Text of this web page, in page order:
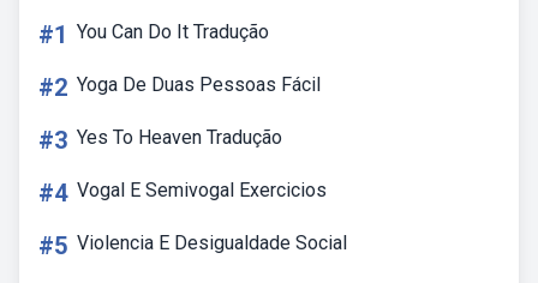
#1 You Can Do It Tradução
#2 Yoga De Duas Pessoas Fácil
#3 Yes To Heaven Tradução
#4 Vogal E Semivogal Exercicios
#5 Violencia E Desigualdade Social